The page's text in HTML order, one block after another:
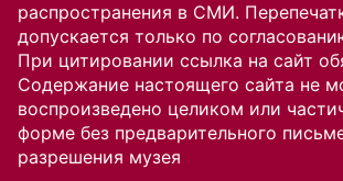
распространения в СМИ.
допускается только по
При цитировании ссылка на сайт
Содержание настоящего сайта не
воспроизведено целиком или
форме без предварительного
разрешения музея